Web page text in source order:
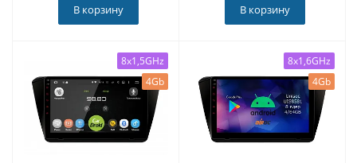
В корзину В корзину
8x1,5GHz
4Gb
8x1,6GHz
4Gb